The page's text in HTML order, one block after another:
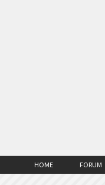
HOME FORUM